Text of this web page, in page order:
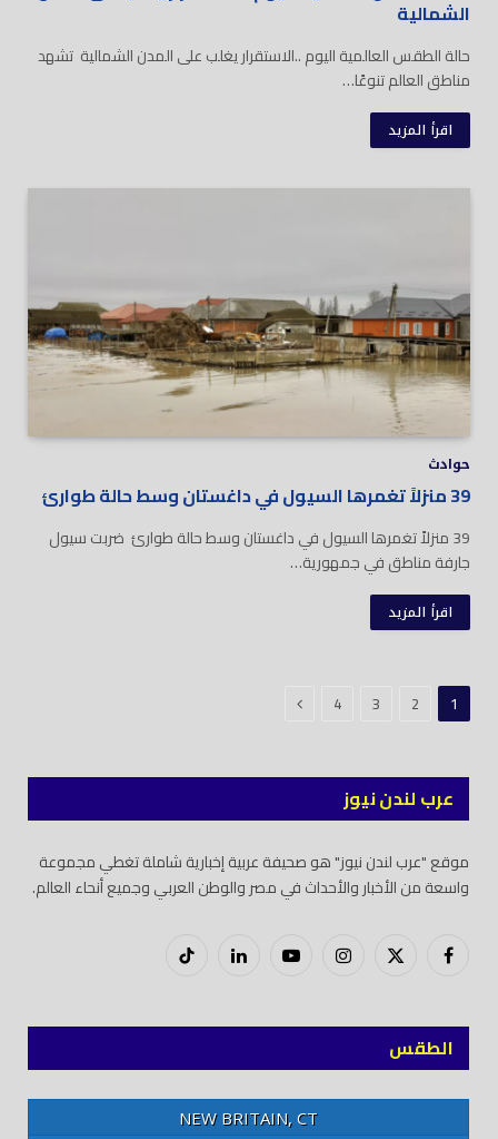
الشمالية
حالة الطقس العالمية اليوم ..الاستقرار يغلب على المدن الشمالية تشهد
مناطق العالم تنوعًا…
اقرأ المزيد
حوادث
39 منزلاً تغمرها السيول في داغستان وسط حالة طوارئ
39 منزلاً تغمرها السيول في داغستان وسط حالة طوارئ ضربت سيول
جارفة مناطق في جمهورية…
اقرأ المزيد
1
2
3
4 التالي
عرب لندن نيوز
موقع "عرب لندن نيوز" هو صحيفة عربية إخبارية شاملة تغطي مجموعة
واسعة من الأخبار والأحداث في مصر والوطن العربي وجميع أنحاء العالم.
فيسبوكX
إنستغراميوتيوب لينكدود
تيك
الطقس
NEW BRITAIN, CT